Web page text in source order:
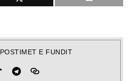
POSTIMET E FUNDIT